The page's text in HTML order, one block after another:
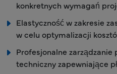
konkretnych wymagań
Elastyczność w zakresie
w celu optymalizacji
Profesjonalne
techniczny zapewniające